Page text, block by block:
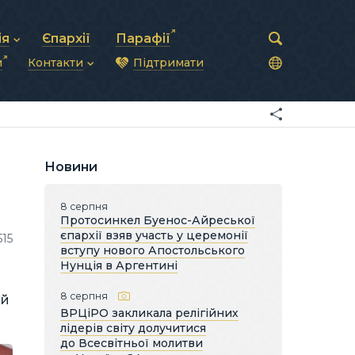
рада
та комунікації
Єпархії Парафії
Контакти
Синоди Єпископів
Патріарша курія
Підтримати
Новини
8 серпня
Протосинкел Буенос-Айреської
єпархії взяв участь у церемонії
вступу нового Апостольського
Нунція в Аргентині
8 серпня
ВРЦіРО закликала релігійних
лідерів світу долучитися
до Всесвітньої молитви